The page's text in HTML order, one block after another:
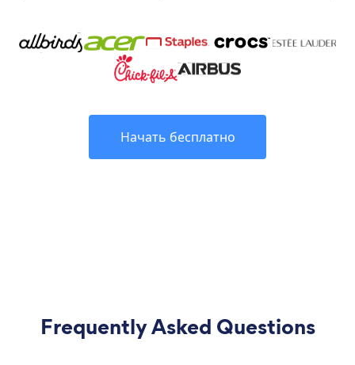
Начать бесплатно
Frequently Asked Questions